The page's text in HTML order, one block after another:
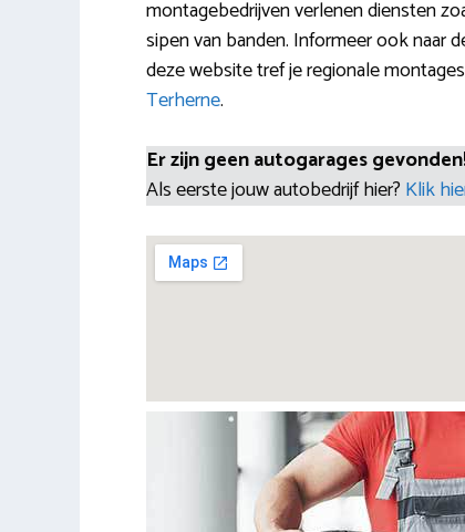
montagebedrijven verlenen diensten
sipen van banden. Informeer ook naar
deze website tref je regionale
Terherne.
Er zijn geen autogarages
Als eerste jouw autobedrijf hier? Klik